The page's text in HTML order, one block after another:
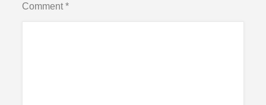
Comment*